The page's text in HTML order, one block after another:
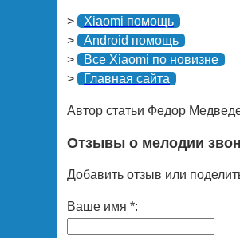
>
Xiaomi помощь
>
Android помощь
>
Все Xiaomi по новизне
>
Главная сайта
Автор статьи Федор
Отзывы о мелодии
Добавить отзыв или
Ваше имя *: